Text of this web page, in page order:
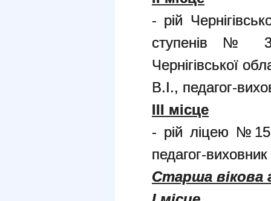
- рій
ступенів № 3
Чернігівської
В.І., педагог-
ІII місце
- рій ліцею
педагог-
Старша вікова